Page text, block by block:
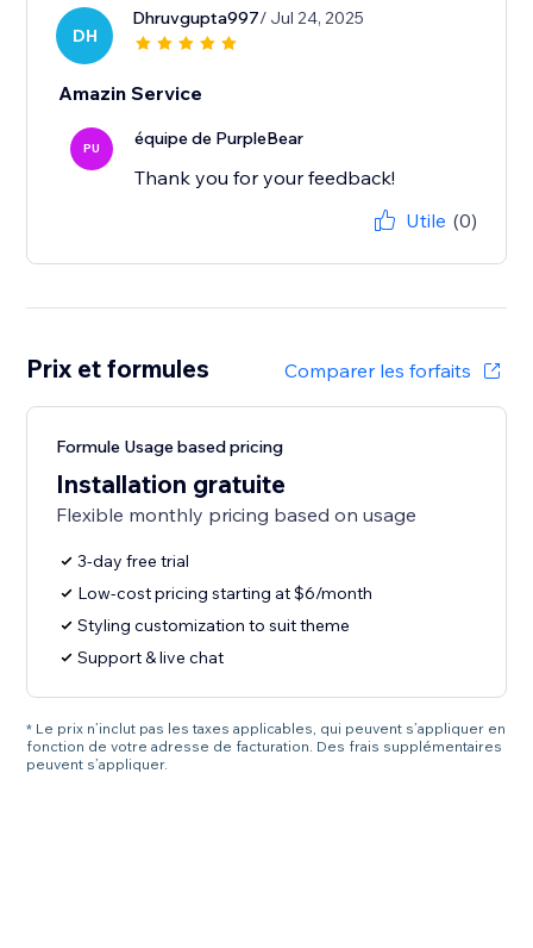
DH
Dhruvgupta997/ Jul 24, 2025
Amazin Service
PU équipe de PurpleBear
Thank you for your feedback!
Utile (0)
Prix et formules Comparer les forfaits
Formule Usage based pricing
Installation gratuite
Flexible monthly pricing based on usage
3-day free trial
Low-cost pricing starting at $6/month
Styling customization to suit theme
Support & live chat
* Le prix n’inclut pas les taxes applicables, qui peuvent s’appliquer en
fonction de votre adresse de facturation. Des frais supplémentaires
peuvent s’appliquer.